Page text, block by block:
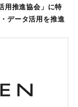
用推進協会」に特
データ活用を推進